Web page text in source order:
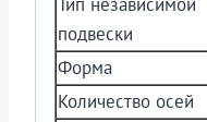
подвески
Форма
Количество осей